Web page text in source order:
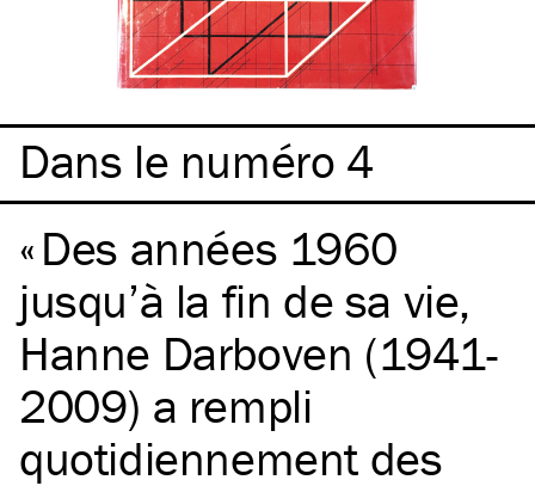
Dans le numéro 4
Des années 1960
jusqu’à la fin de sa vie,
Hanne Darboven (1941-
2009) a rempli
quotidiennement des